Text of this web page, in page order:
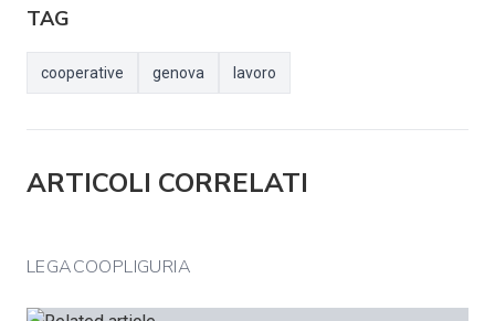
TAG
cooperative genova lavoro
ARTICOLI CORRELATI
LEGACOOPLIGURIA